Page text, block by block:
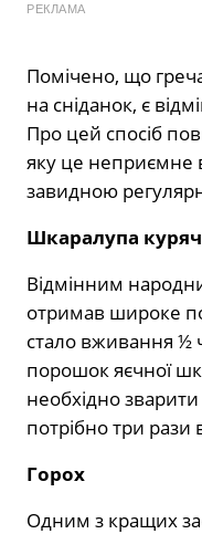
РЕКЛАМА
Помічено, що
на сніданок, є
Про цей спосіб
яку це неприємне
завидною
Шкаралупа
Відмінним
отримав широке
стало вживання ½
порошок яєчної
необхідно
потрібно три рази
Горох
Одним з кращих